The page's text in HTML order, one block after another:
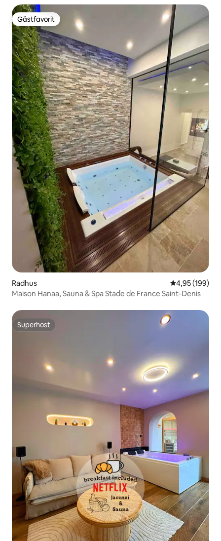
Gästfavorit
Gästfavorit
Radhus 4,95 av 5 i
4,95 (199)
Maison Hanaa, Sauna & Spa Stade de France Saint-Denis
Superhost
Superhost